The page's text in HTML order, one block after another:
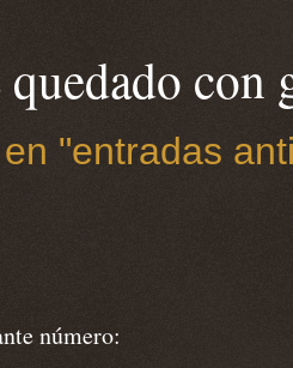
con
"entradas
número: